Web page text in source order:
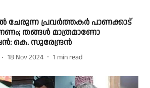
പ്രവർത്തകർ പാണക്കാട്
തങ്ങൾ മാത്രമാണോ
കെ. സുരേന്ദ്രൻ
18 Nov 2024 1 min read